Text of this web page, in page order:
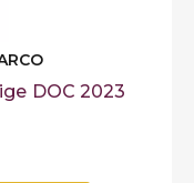
DOC 2023